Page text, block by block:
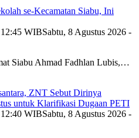
se-Kecamatan Siabu, Ini
WIBSabtu, 8 Agustus 2026 -
Siabu Ahmad Fadhlan Lubis,…
ZNT Sebut Dirinya
untuk Klarifikasi Dugaan PETI
WIBSabtu, 8 Agustus 2026 -